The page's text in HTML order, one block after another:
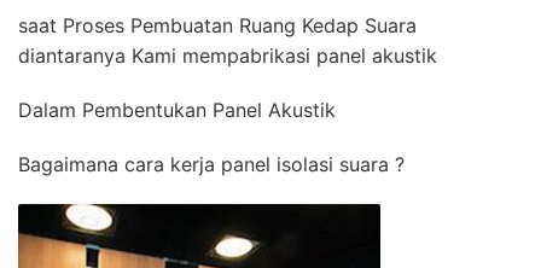
saat Proses Pembuatan Ruang Kedap Suara
diantaranya Kami mempabrikasi panel akustik
Dalam Pembentukan Panel Akustik
Bagaimana cara kerja panel isolasi suara ?